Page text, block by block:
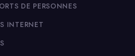
DE PERSONNES
INTERNET